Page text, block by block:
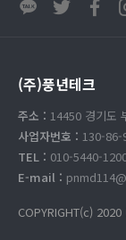
(주)풍년테크
주소 : 14450 경기도
사업자번호 : 130-86-
TEL : 010-5440-
E-mail :
COPYRIGHT(c) 2020